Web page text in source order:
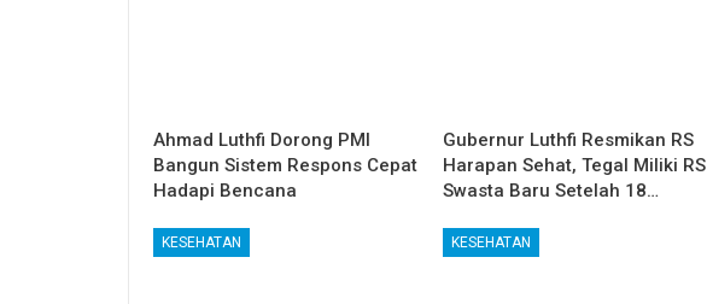
Ahmad Luthfi Dorong PMI
Bangun Sistem Respons Cepat
Hadapi Bencana
Gubernur Luthfi Resmikan RS
Harapan Sehat, Tegal Miliki RS
Swasta Baru Setelah 18…
KESEHATAN KESEHATAN